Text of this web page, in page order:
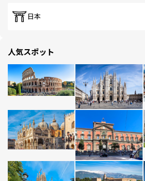
日本
人気スポット